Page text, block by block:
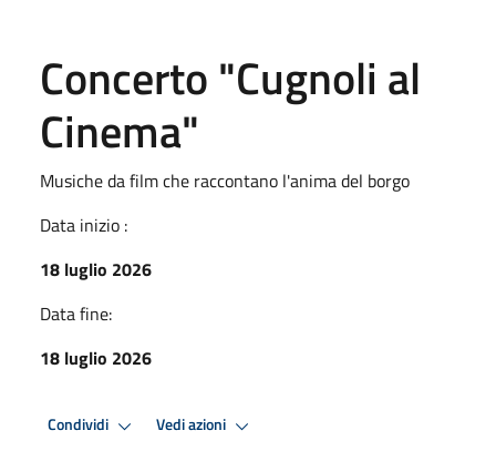
Concerto "Cugnoli al
Cinema"
Musiche da film che raccontano l'anima del borgo
Data inizio :
18 luglio 2026
Data fine:
18 luglio 2026
Condividi Vedi azioni